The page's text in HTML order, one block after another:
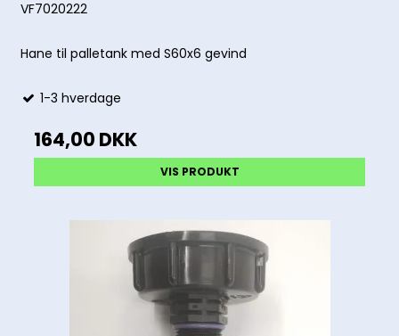
VF7020222
Hane til palletank med S60x6 gevind
1-3 hverdage
164,00 DKK
VIS PRODUKT